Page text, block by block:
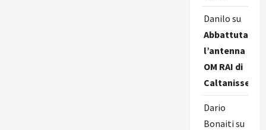
Danilo su
Abbattuta
l’antenna
OM RAI di
Caltanissetta
Dario
Bonaiti su